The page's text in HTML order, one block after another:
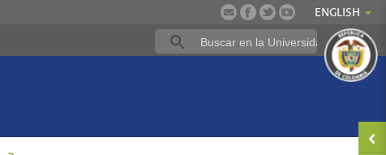
ENGLISH